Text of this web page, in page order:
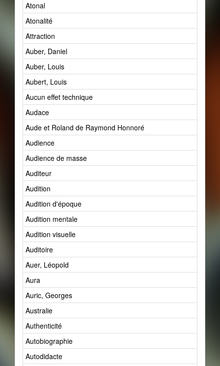
Atonal
Atonalité
Attraction
Auber, Daniel
Auber, Louis
Aubert, Louis
Aucun effet technique
Audace
Aude et Roland de Raymond Honnoré
Audience
Audience de masse
Auditeur
Audition
Audition d'époque
Audition mentale
Audition visuelle
Auditoire
Auer, Léopold
Aura
Auric, Georges
Australie
Authenticité
Autobiographie
Autodidacte